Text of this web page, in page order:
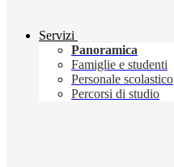
Servizi
Panoramica
Famiglie e studenti
Personale scolastico
Percorsi di studio